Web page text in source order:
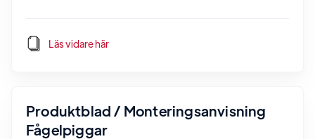
Läs vidare här
Produktblad / Monteringsanvisning
Fågelpiggar